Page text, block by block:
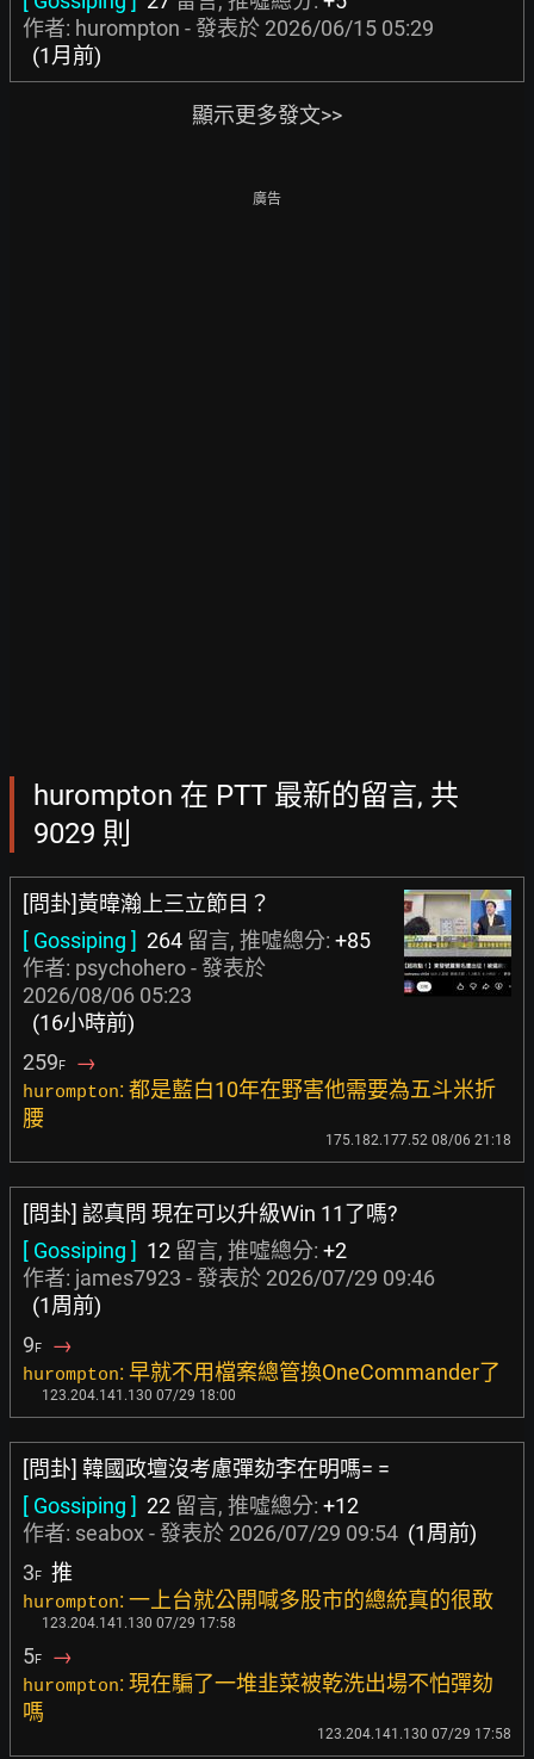
作者: hurompton - 發表於 2026/06/15 05:29
(1月前)
顯示更多發文>>
廣告
hurompton 在 PTT 最新的留言, 共
9029 則
[問卦]黃暐瀚上三立節目？
[ Gossiping ] 264 留言, 推噓總分: +85
作者: psychohero- 發表於
2026/08/06 05:23
(16小時前)
259F →
hurompton: 都是藍白10年在野害他需要為五斗米折
腰
175.182.177.52 08/06 21:18
[問卦] 認真問 現在可以升級Win 11了嗎?
[ Gossiping ] 12 留言, 推噓總分: +2
作者: james7923 - 發表於 2026/07/29 09:46
(1周前)
9F →
hurompton: 早就不用檔案總管換OneCommander了
123.204.141.130 07/29 18:00
[問卦] 韓國政壇沒考慮彈劾李在明嗎= =
[ Gossiping ] 22 留言, 推噓總分: +12
作者: seabox - 發表於 2026/07/29 09:54 (1周前)
3F 推
hurompton: 一上台就公開喊多股市的總統真的很敢
123.204.141.130 07/29 17:58
5F →
hurompton: 現在騙了一堆韭菜被乾洗出場不怕彈劾
嗎
123.204.141.130 07/29 17:58